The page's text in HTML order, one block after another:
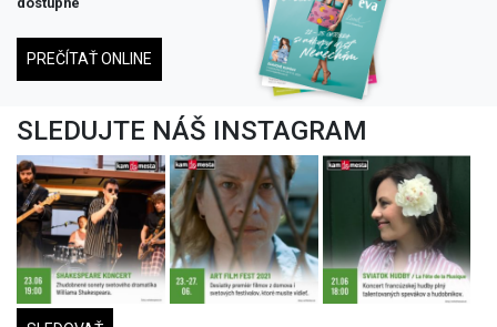
dostupné
PREČÍTAŤ ONLINE
SLEDUJTE NÁŠ INSTAGRAM